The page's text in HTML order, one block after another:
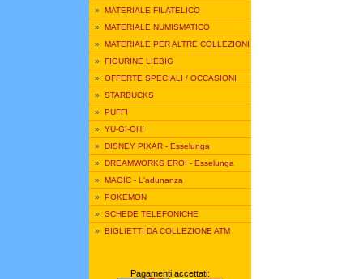
» MATERIALE FILATELICO
» MATERIALE NUMISMATICO
» MATERIALE PER ALTRE COLLEZIONI
» FIGURINE LIEBIG
» OFFERTE SPECIALI / OCCASIONI
» STARBUCKS
» PUFFI
» YU-GI-OH!
» DISNEY PIXAR - Esselunga
» DREAMWORKS EROI - Esselunga
» MAGIC - L'adunanza
» POKEMON
» SCHEDE TELEFONICHE
» BIGLIETTI DA COLLEZIONE ATM
Pagamenti accettati: